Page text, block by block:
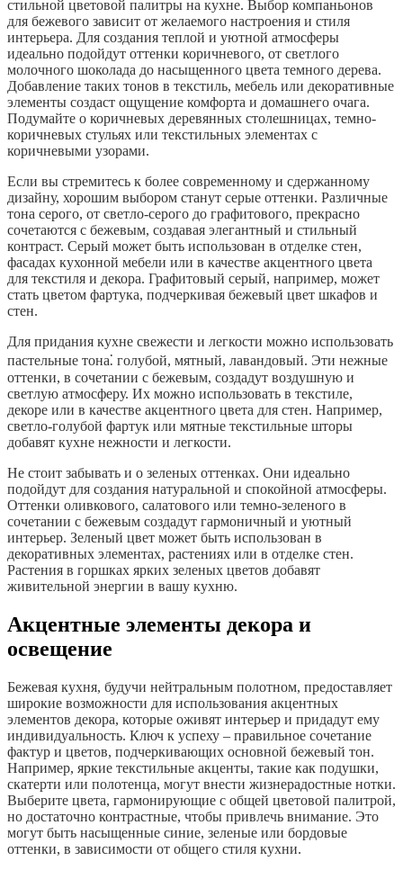
стильной цветовой палитры на кухне. Выбор компаньонов
для бежевого зависит от желаемого настроения и стиля
интерьера. Для создания теплой и уютной атмосферы
идеально подойдут оттенки коричневого, от светлого
молочного шоколада до насыщенного цвета темного дерева.
Добавление таких тонов в текстиль, мебель или декоративные
элементы создаст ощущение комфорта и домашнего очага.
Подумайте о коричневых деревянных столешницах, темно-
коричневых стульях или текстильных элементах с
коричневыми узорами.
Если вы стремитесь к более современному и сдержанному
дизайну, хорошим выбором станут серые оттенки. Различные
тона серого, от светло-серого до графитового, прекрасно
сочетаются с бежевым, создавая элегантный и стильный
контраст. Серый может быть использован в отделке стен,
фасадах кухонной мебели или в качестве акцентного цвета
для текстиля и декора. Графитовый серый, например, может
стать цветом фартука, подчеркивая бежевый цвет шкафов и
стен.
Для придания кухне свежести и легкости можно использовать
пастельные тона⁚ голубой, мятный, лавандовый. Эти нежные
оттенки, в сочетании с бежевым, создадут воздушную и
светлую атмосферу. Их можно использовать в текстиле,
декоре или в качестве акцентного цвета для стен. Например,
светло-голубой фартук или мятные текстильные шторы
добавят кухне нежности и легкости.
Не стоит забывать и о зеленых оттенках. Они идеально
подойдут для создания натуральной и спокойной атмосферы.
Оттенки оливкового, салатового или темно-зеленого в
сочетании с бежевым создадут гармоничный и уютный
интерьер. Зеленый цвет может быть использован в
декоративных элементах, растениях или в отделке стен.
Растения в горшках ярких зеленых цветов добавят
живительной энергии в вашу кухню.
Акцентные элементы декора и
освещение
Бежевая кухня, будучи нейтральным полотном, предоставляет
широкие возможности для использования акцентных
элементов декора, которые оживят интерьер и придадут ему
индивидуальность. Ключ к успеху – правильное сочетание
фактур и цветов, подчеркивающих основной бежевый тон.
Например, яркие текстильные акценты, такие как подушки,
скатерти или полотенца, могут внести жизнерадостные нотки.
Выберите цвета, гармонирующие с общей цветовой палитрой,
но достаточно контрастные, чтобы привлечь внимание. Это
могут быть насыщенные синие, зеленые или бордовые
оттенки, в зависимости от общего стиля кухни.